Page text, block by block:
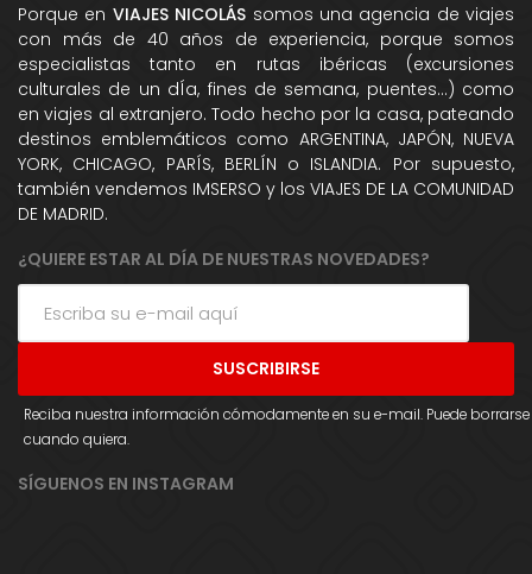
Porque en VIAJES NICOLÁS somos una agencia de viajes
con más de 40 años de experiencia, porque somos
especialistas tanto en rutas ibéricas (excursiones
culturales de un dÍa, fines de semana, puentes...) como
en viajes al extranjero. Todo hecho por la casa, pateando
destinos emblemáticos como ARGENTINA, JAPÓN, NUEVA
YORK, CHICAGO, PARÍS, BERLÍN o ISLANDIA. Por supuesto,
también vendemos IMSERSO y los VIAJES DE LA COMUNIDAD
DE MADRID.
¿QUIERE ESTAR AL DÍA DE NUESTRAS NOVEDADES?
Reciba nuestra información cómodamente en su e-mail. Puede borrarse
cuando quiera.
SÍGUENOS EN INSTAGRAM